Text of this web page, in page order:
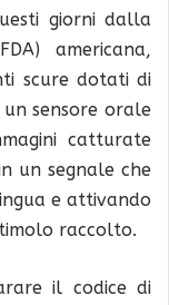
giorni dalla
americana,
scure dotati di
sensore orale
catturate
un segnale che
e attivando
raccolto.
il codice di